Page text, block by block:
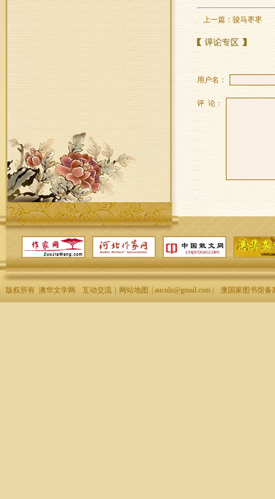
上一篇： 骏马枣枣
用户名：
评 论：
版权所有 澳华文学网 互动交流 网站地图 | aucnln@gmail.com | 澳国家图书馆备